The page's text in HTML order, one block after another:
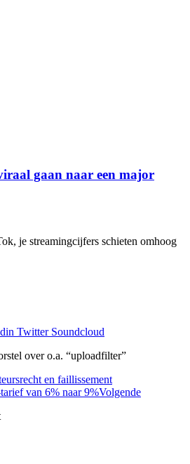
gaan naar een major
je streamingcijfers schieten omhoog
Twitter Soundcloud
over o.a. “uploadfilter”
en faillissement
van 6% naar 9%Volgende